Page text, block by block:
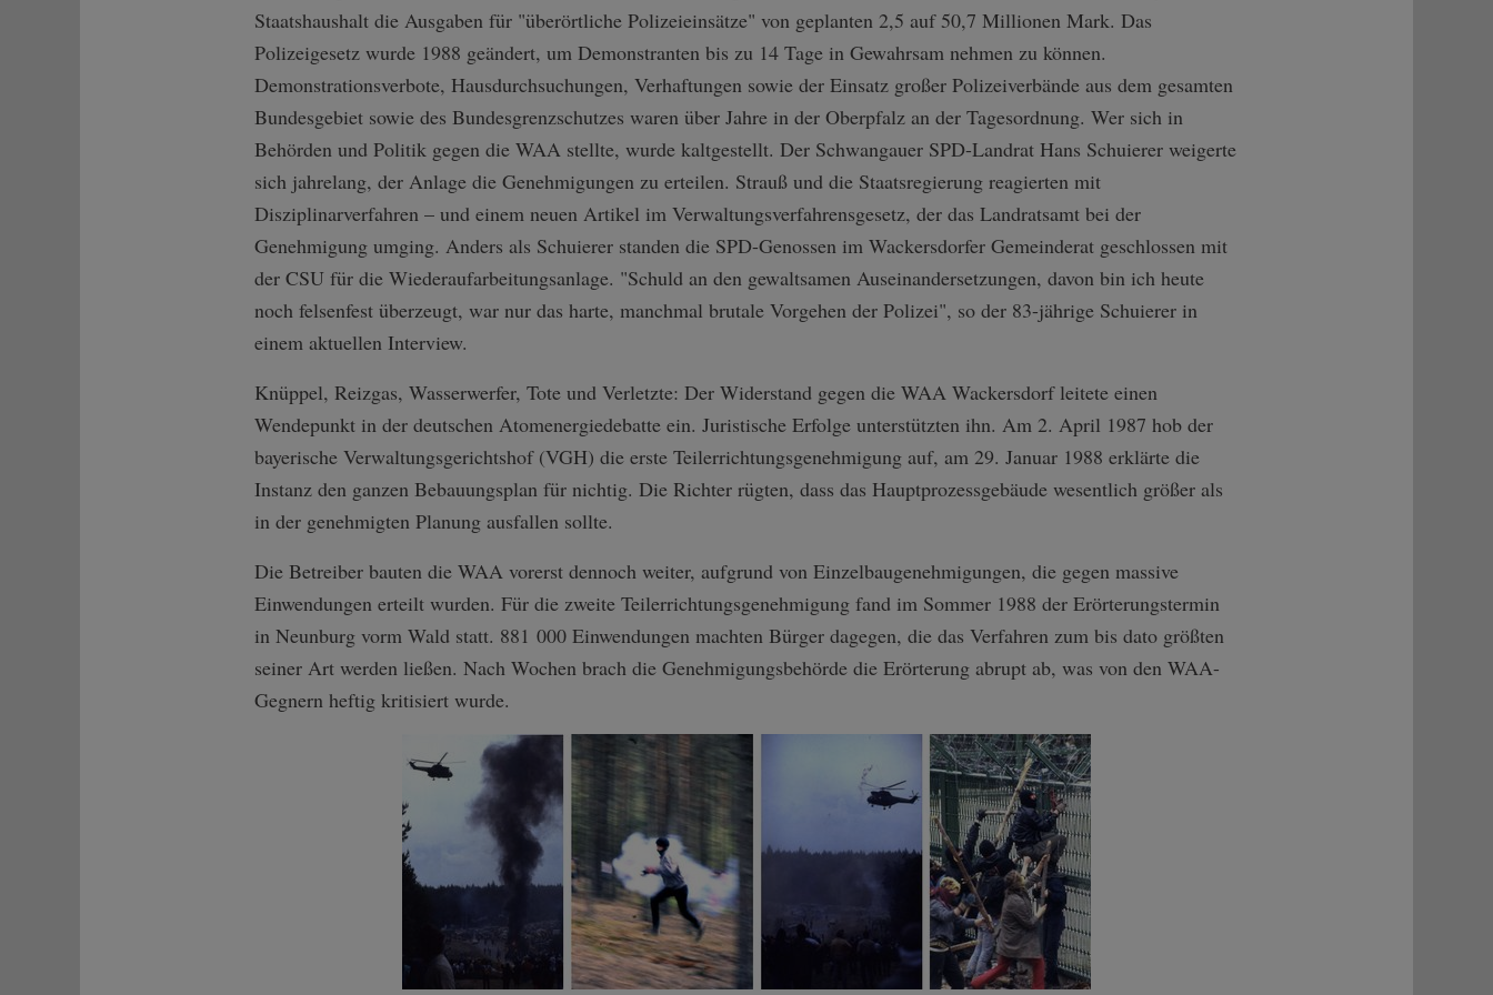
Staatshaushalt die Ausgaben für "überörtliche Polizeieinsätze" von geplanten 2,5 auf 50,7 Millionen Mark. Das
Polizeigesetz wurde 1988 geändert, um Demonstranten bis zu 14 Tage in Gewahrsam nehmen zu können.
Demonstrationsverbote, Hausdurchsuchungen, Verhaftungen sowie der Einsatz großer Polizeiverbände aus dem gesamten
Bundesgebiet sowie des Bundesgrenzschutzes waren über Jahre in der Oberpfalz an der Tagesordnung. Wer sich in
Behörden und Politik gegen die WAA stellte, wurde kaltgestellt. Der Schwangauer SPD-Landrat Hans Schuierer weigerte
sich jahrelang, der Anlage die Genehmigungen zu erteilen. Strauß und die Staatsregierung reagierten mit
Disziplinarverfahren – und einem neuen Artikel im Verwaltungsverfahrensgesetz, der das Landratsamt bei der
Genehmigung umging. Anders als Schuierer standen die SPD-Genossen im Wackersdorfer Gemeinderat geschlossen mit
der CSU für die Wiederaufarbeitungsanlage. "Schuld an den gewaltsamen Auseinandersetzungen, davon bin ich heute
noch felsenfest überzeugt, war nur das harte, manchmal brutale Vorgehen der Polizei", so der 83-jährige Schuierer in
einem aktuellen Interview.
Knüppel, Reizgas, Wasserwerfer, Tote und Verletzte: Der Widerstand gegen die WAA Wackersdorf leitete einen
Wendepunkt in der deutschen Atomenergiedebatte ein. Juristische Erfolge unterstützten ihn. Am 2. April 1987 hob der
bayerische Verwaltungsgerichtshof (VGH) die erste Teilerrichtungsgenehmigung auf, am 29. Januar 1988 erklärte die
Instanz den ganzen Bebauungsplan für nichtig. Die Richter rügten, dass das Hauptprozessgebäude wesentlich größer als
in der genehmigten Planung ausfallen sollte.
Die Betreiber bauten die WAA vorerst dennoch weiter, aufgrund von Einzelbaugenehmigungen, die gegen massive
Einwendungen erteilt wurden. Für die zweite Teilerrichtungsgenehmigung fand im Sommer 1988 der Erörterungstermin
in Neunburg vorm Wald statt. 881 000 Einwendungen machten Bürger dagegen, die das Verfahren zum bis dato größten
seiner Art werden ließen. Nach Wochen brach die Genehmigungsbehörde die Erörterung abrupt ab, was von den WAA-
Gegnern heftig kritisiert wurde.